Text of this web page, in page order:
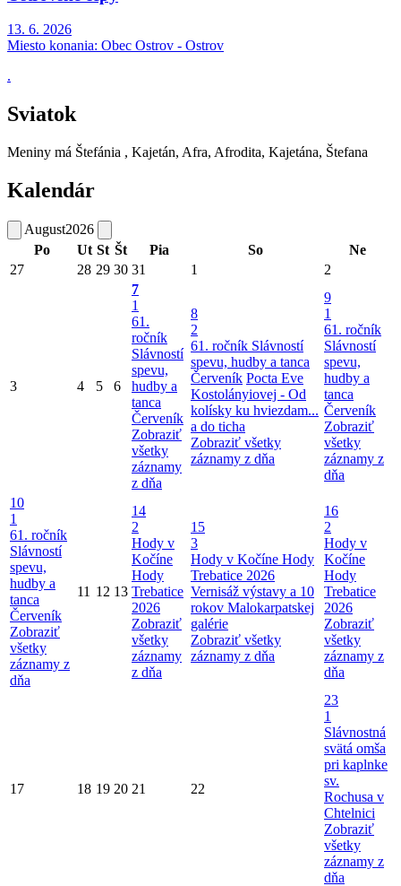
13. 6. 2026
Miesto konania: Obec Ostrov - Ostrov
.
Sviatok
Meniny má Štefánia , Kajetán, Afra, Afrodita, Kajetána, Štefana
Kalendár
August2026
Po
Ut St Št Pia So
Ne
27
28 29 30 31 1 2
3 4 5 6
7
1
61.
ročník
Slávností
spevu,
hudby a
tanca
Červeník
Zobraziť
všetky
záznamy
z dňa
8
2
61. ročník Slávností
spevu, hudby a tanca
Červeník Pocta Eve
Kostolányiovej - Od
kolísky ku hviezdam...
a do ticha
Zobraziť všetky
záznamy z dňa
9
1
61. ročník
Slávností
spevu,
hudby a
tanca
Červeník
Zobraziť
všetky
záznamy z
dňa
10
1
61. ročník
Slávností
spevu,
hudby a
tanca
Červeník
Zobraziť
všetky
záznamy z
dňa
11 12 13
14
2
Hody v
Kočíne
Hody
Trebatice
2026
Zobraziť
všetky
záznamy
z dňa
15
3
Hody v Kočíne Hody
Trebatice 2026
Vernisáž výstavy a 10
rokov Malokarpatskej
galérie
Zobraziť všetky
záznamy z dňa
16
2
Hody v
Kočíne
Hody
Trebatice
2026
Zobraziť
všetky
záznamy z
dňa
17 18 19 20 21 22
23
1
Slávnostná
svätá omša
pri kaplnke
sv.
Rochusa v
Chtelnici
Zobraziť
všetky
záznamy z
dňa